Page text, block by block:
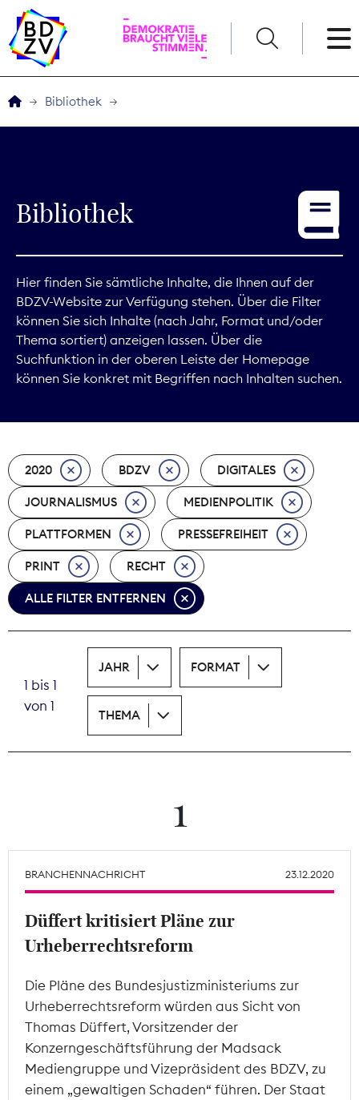
Service
Digitales
Kommunikation
Marktdaten
Nachhaltigkeit
Nachwuchs
Nova Award
Pressefreiheit
Print
Recht
Tarifpolitik
Theodor-Wolff-Preis
Mitgliederbereich
Bibliothek
Bibliothek
Hier finden Sie sämtliche Inhalte, die Ihnen auf der
BDZV-Website zur Verfügung stehen. Über die Filter
können Sie sich Inhalte (nach Jahr, Format und/oder
Thema sortiert) anzeigen lassen. Über die
Suchfunktion in der oberen Leiste der Homepage
können Sie konkret mit Begriffen nach Inhalten suchen.
2020 BDZV DIGITALES
JOURNALISMUS MEDIENPOLITIK
PLATTFORMEN PRESSEFREIHEIT
PRINT RECHT
ALLE FILTER ENTFERNEN
1 bis 1
von 1
JAHR FORMAT
THEMA
1
BRANCHENNACHRICHT 23.12.2020
Düffert kritisiert Pläne zur
Urheberrechtsreform
Die Pläne des Bundesjustizministeriums zur
Urheberrechtsreform würden aus Sicht von
Thomas Düffert, Vorsitzender der
Konzerngeschäftsführung der Madsack
Mediengruppe und Vizepräsident des BDZV, zu
einem „gewaltigen Schaden“ führen. Der Staat